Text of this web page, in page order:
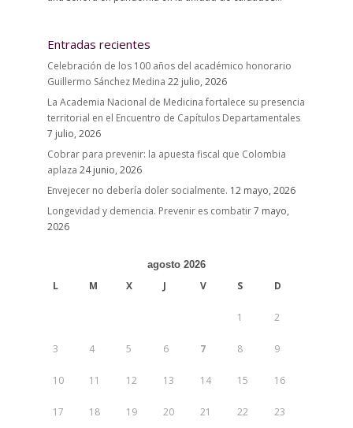
Entradas recientes
Celebración de los 100 años del académico honorario
Guillermo Sánchez Medina 22 julio, 2026
La Academia Nacional de Medicina fortalece su presencia
territorial en el Encuentro de Capítulos Departamentales
7 julio, 2026
Cobrar para prevenir: la apuesta fiscal que Colombia
aplaza 24 junio, 2026
Envejecer no debería doler socialmente. 12 mayo, 2026
Longevidad y demencia. Prevenir es combatir7 mayo,
2026
agosto 2026
L M X J V S D
1 2
3 4 5 6 7 8 9
10 11 12 13 14 15 16
17 18 19 20 21 22 23